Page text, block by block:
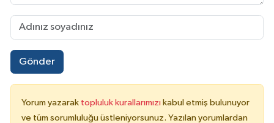
Gönder
Yorum yazarak topluluk kurallarımızı kabul etmiş bulunuyor
ve tüm sorumluluğu üstleniyorsunuz. Yazılan yorumlardan